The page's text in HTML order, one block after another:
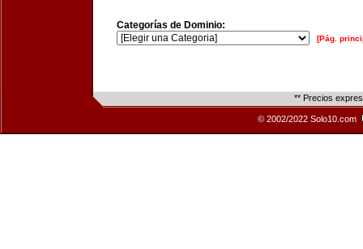
Categorías de Dominio:
[Pág.
** Precios
© 2002/2022 Solo10.com